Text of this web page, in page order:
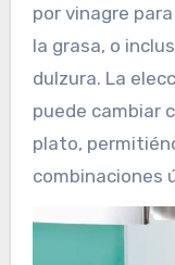
por vinagre
la grasa, o
dulzura. La
puede cambiar
plato,
combinaciones